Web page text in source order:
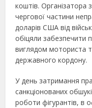
коштів. Організатора
чергової частини
доларів США від
обіцяли забезпечити
виглядом моториста
державного кордону.
У день затримання
санкціонованих
роботи фігурантів, в